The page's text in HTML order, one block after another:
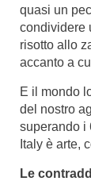
quasi un
condividere
risotto allo
accanto a
E il mondo
del nostro
superando i
Italy è arte,
Le